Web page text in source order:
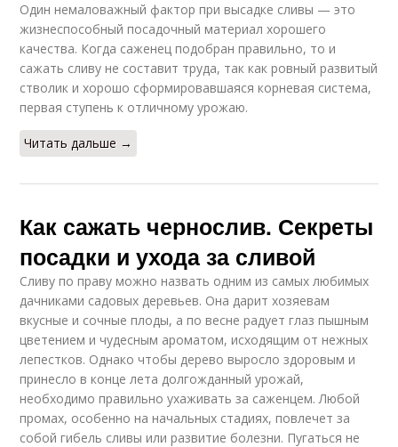
Один немаловажный фактор при высадке сливы — это
жизнеспособный посадочный материал хорошего
качества. Когда саженец подобран правильно, то и
сажать сливу не составит труда, так как ровный развитый
стволик и хорошо сформировавшаяся корневая система,
первая ступень к отличному урожаю.
Читать дальше →
Как сажать чернослив. Секреты
посадки и ухода за сливой
Сливу по праву можно назвать одним из самых любимых
дачниками садовых деревьев. Она дарит хозяевам
вкусные и сочные плоды, а по весне радует глаз пышным
цветением и чудесным ароматом, исходящим от нежных
лепестков. Однако чтобы дерево выросло здоровым и
принесло в конце лета долгожданный урожай,
необходимо правильно ухаживать за саженцем. Любой
промах, особенно на начальных стадиях, повлечет за
собой гибель сливы или развитие болезни. Пугаться не